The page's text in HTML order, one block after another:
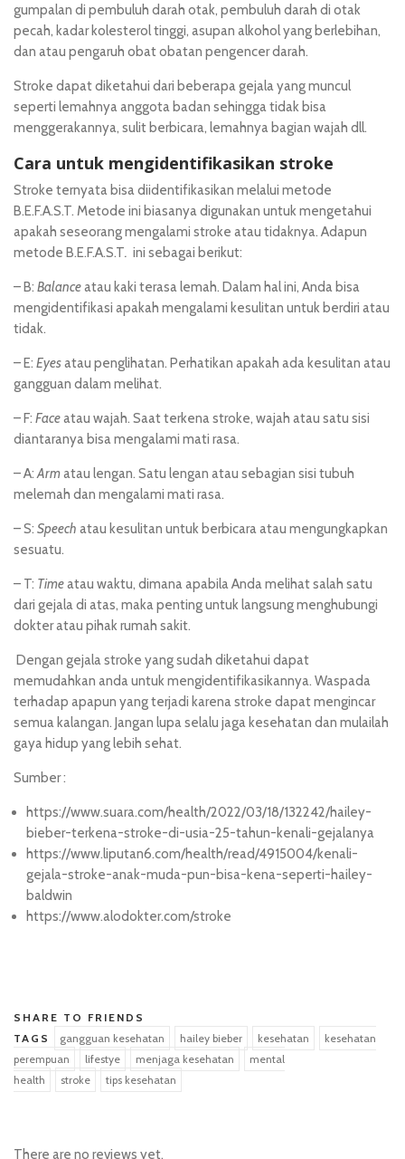
gumpalan di pembuluh darah otak, pembuluh darah di otak
pecah, kadar kolesterol tinggi, asupan alkohol yang berlebihan,
dan atau pengaruh obat obatan pengencer darah.
Stroke dapat diketahui dari beberapa gejala yang muncul
seperti lemahnya anggota badan sehingga tidak bisa
menggerakannya, sulit berbicara, lemahnya bagian wajah dll.
Cara untuk mengidentifikasikan stroke
Stroke ternyata bisa diidentifikasikan melalui metode
B.E.F.A.S.T. Metode ini biasanya digunakan untuk mengetahui
apakah seseorang mengalami stroke atau tidaknya. Adapun
metode B.E.F.A.S.T. ini sebagai berikut:
– B: Balanceatau kaki terasa lemah. Dalam hal ini, Anda bisa
mengidentifikasi apakah mengalami kesulitan untuk berdiri atau
tidak.
– E: Eyesatau penglihatan. Perhatikan apakah ada kesulitan atau
gangguan dalam melihat.
– F: Faceatau wajah. Saat terkena stroke, wajah atau satu sisi
diantaranya bisa mengalami mati rasa.
– A:Armatau lengan. Satu lengan atau sebagian sisi tubuh
melemah dan mengalami mati rasa.
– S: Speech atau kesulitan untuk berbicara atau mengungkapkan
sesuatu.
– T: Timeatau waktu, dimana apabila Anda melihat salah satu
dari gejala di atas, maka penting untuk langsung menghubungi
dokter atau pihak rumah sakit.
Dengan gejala stroke yang sudah diketahui dapat
memudahkan anda untuk mengidentifikasikannya. Waspada
terhadap apapun yang terjadi karena stroke dapat mengincar
semua kalangan. Jangan lupa selalu jaga kesehatan dan mulailah
gaya hidup yang lebih sehat.
Sumber :
https://www.suara.com/health/2022/03/18/132242/hailey-
bieber-terkena-stroke-di-usia-25-tahun-kenali-gejalanya
https://www.liputan6.com/health/read/4915004/kenali-
gejala-stroke-anak-muda-pun-bisa-kena-seperti-hailey-
baldwin
https://www.alodokter.com/stroke
SHARE TO FRIENDS
TAGS
gangguan kesehatan hailey bieber kesehatan
kesehatan
perempuan
lifestye menjaga kesehatan
mental
health
stroke tips kesehatan
There are no reviews yet.